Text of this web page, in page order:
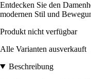
Entdecken Sie den
modernen Stil und
Produkt nicht verfügbar
Alle Varianten ausverkauft
Beschreibung